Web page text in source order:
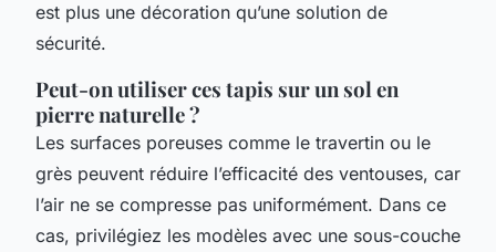
est plus une décoration qu’une solution de
sécurité.
Peut-on utiliser ces tapis sur un sol en
pierre naturelle ?
Les surfaces poreuses comme le travertin ou le
grès peuvent réduire l’efficacité des ventouses, car
l’air ne se compresse pas uniformément. Dans ce
cas, privilégiez les modèles avec une sous-couche